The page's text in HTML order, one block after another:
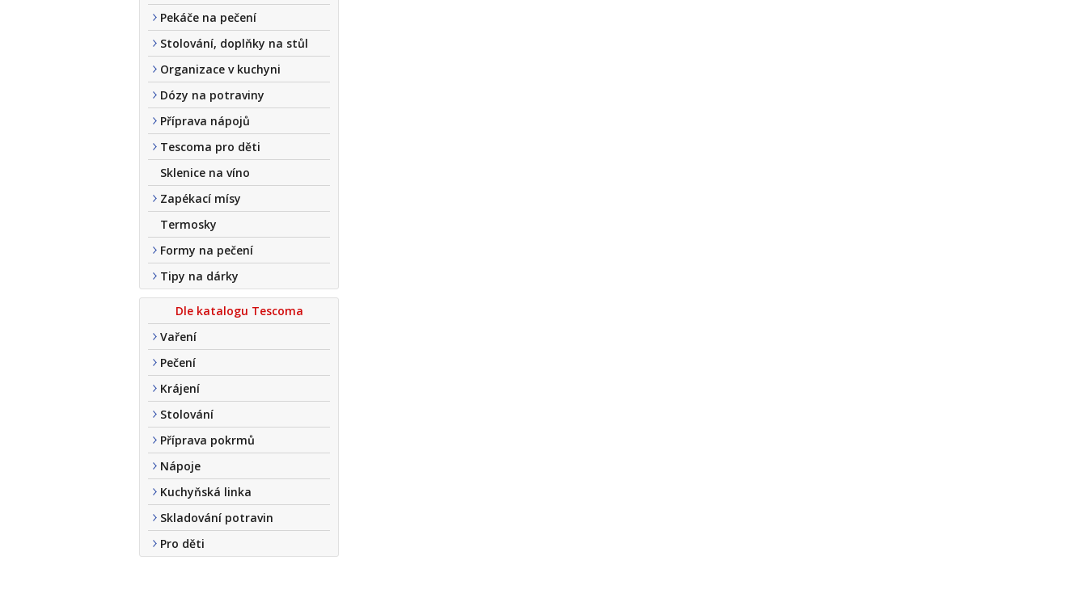
Pekáče na pečení
Stolování, doplňky na stůl
Organizace v kuchyni
Dózy na potraviny
Příprava nápojů
Tescoma pro děti
Sklenice na víno
Zapékací mísy
Termosky
Formy na pečení
Tipy na dárky
Dle katalogu Tescoma
Vaření
Pečení
Krájení
Stolování
Příprava pokrmů
Nápoje
Kuchyňská linka
Skladování potravin
Pro děti